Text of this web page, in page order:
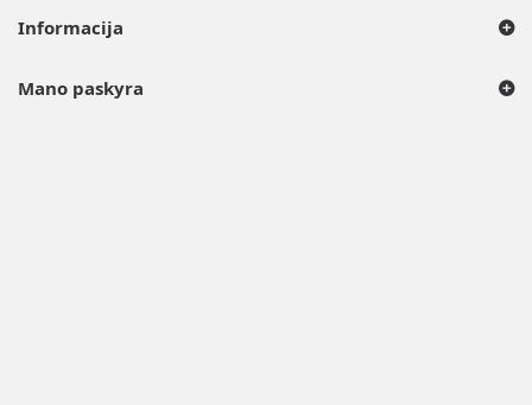
Informacija
Mano paskyra